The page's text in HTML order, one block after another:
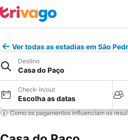
Ver todas as estadias em São
Destino
Casa do Paço
Check-in/out
Escolha as datas
Como os pagamentos influenciam os